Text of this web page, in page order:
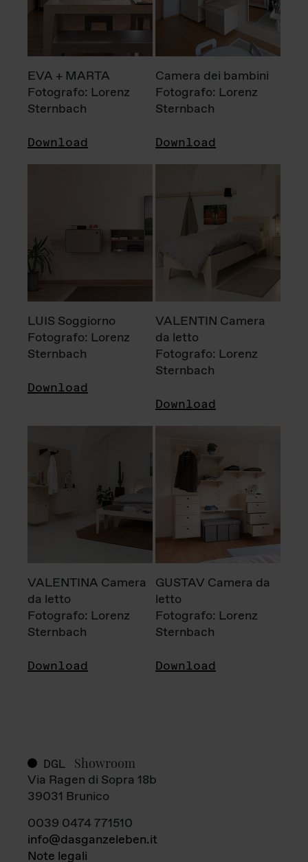
EVA + MARTA
Fotografo: Lorenz
Sternbach
Download
Camera dei bambini
Fotografo: Lorenz
Sternbach
Download
LUIS Soggiorno
Fotografo: Lorenz
Sternbach
Download
VALENTIN Camera
da letto
Fotografo: Lorenz
Sternbach
Download
VALENTINA Camera
da letto
Fotografo: Lorenz
Sternbach
Download
GUSTAV Camera da
letto
Fotografo: Lorenz
Sternbach
Download
DGL Showroom
Via Ragen di Sopra 18b
39031 Brunico
0039 0474 771510
info@dasganzeleben.it
Note legali